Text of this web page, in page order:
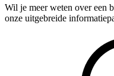
Wil je meer weten over een
onze uitgebreide